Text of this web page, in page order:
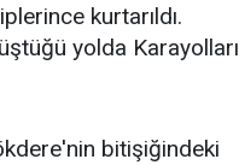
kurtarıldı.
yolda Karayolları
bitişiğindeki